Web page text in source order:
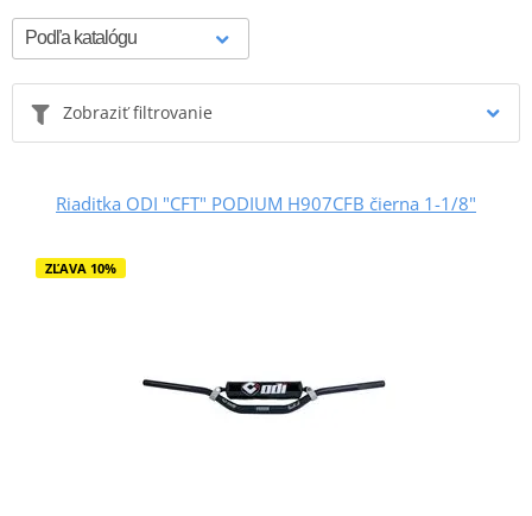
Zobraziť filtrovanie
Riaditka ODI "CFT" PODIUM H907CFB čierna 1-1/8"
ZĽAVA 10%